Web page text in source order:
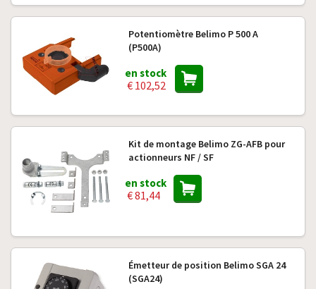
Potentiomètre Belimo P 500 A
(P500A)
en stock
€ 102,52
Kit de montage Belimo ZG-AFB pour
actionneurs NF / SF
en stock
€ 81,44
Émetteur de position Belimo SGA 24
(SGA24)